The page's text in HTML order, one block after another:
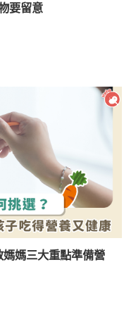
要留意
媽三大重點準備營